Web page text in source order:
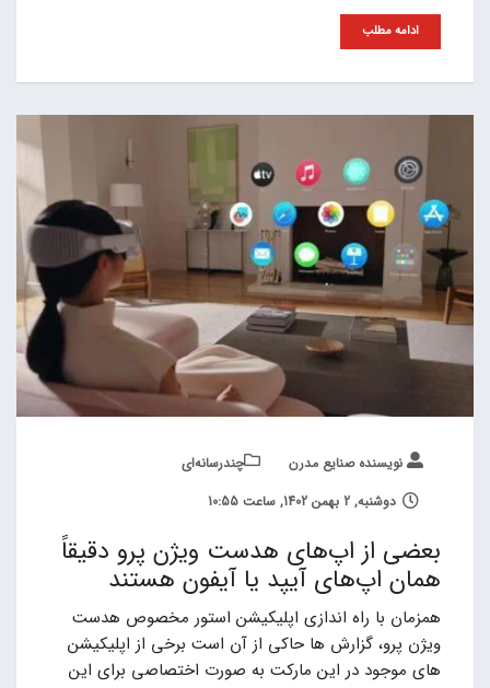
ادامه مطلب
نویسنده صنایع مدرن
چند‌‌رسانه‌ای
دوشنبه, 2 بهمن 1402, ساعت 10:55
بعضی از اپ‌های هدست ویژن پرو دقیقاً
همان اپ‌های آیپد یا آیفون هستند
همزمان با راه اندازی اپلیکیشن استور مخصوص هدست
ویژن پرو، گزارش ها حاکی از آن است برخی از اپلیکیشن
های موجود در این مارکت به صورت اختصاصی برای این